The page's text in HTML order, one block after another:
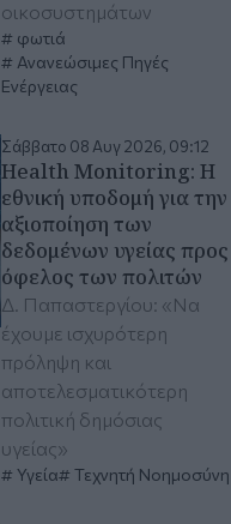
οικοσυστημάτων
φωτιά
Ανανεώσιμες Πηγές
Ενέργειας
Σάββατο 08 Αυγ 2026, 09:12
Health Monitoring: Η
εθνική υποδομή για την
αξιοποίηση των
δεδομένων υγείας προς
όφελος των πολιτών
Δ. Παπαστεργίου: «Να
έχουμε ισχυρότερη
πρόληψη και
αποτελεσματικότερη
πολιτική δημόσιας
υγείας»
Υγεία Τεχνητή Νοημοσύνη